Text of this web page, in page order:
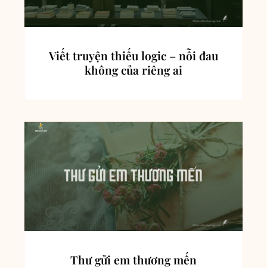
Viết truyện thiếu logic – nỗi đau
không của riêng ai
Thư gửi em thương mến